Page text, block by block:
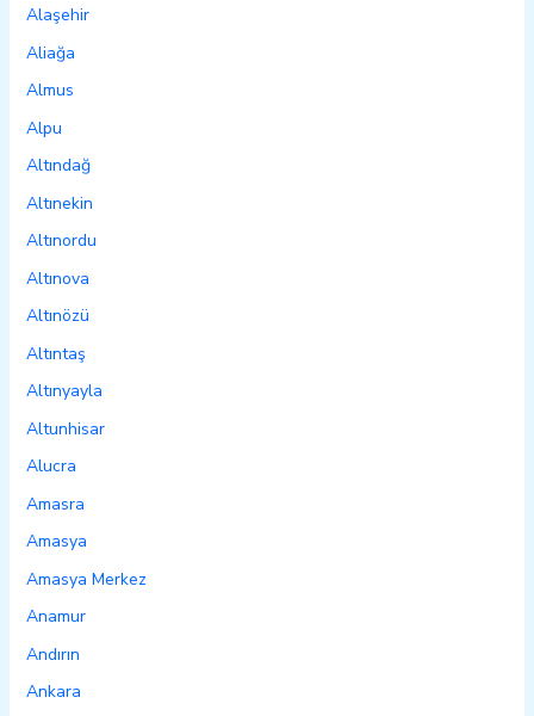
Alaşehir
Aliağa
Almus
Alpu
Altındağ
Altınekin
Altınordu
Altınova
Altınözü
Altıntaş
Altınyayla
Altunhisar
Alucra
Amasra
Amasya
Amasya Merkez
Anamur
Andırın
Ankara